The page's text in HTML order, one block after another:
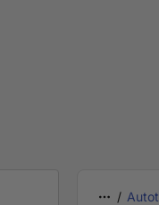
Autot